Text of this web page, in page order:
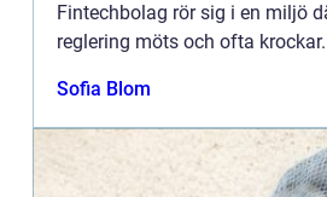
Fintechbolag rör sig i en miljö
reglering möts och ofta
Sofia Blom